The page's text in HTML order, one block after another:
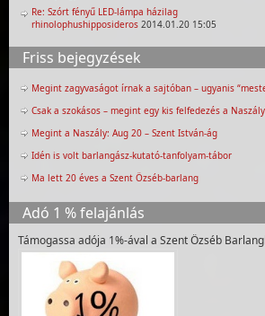
Re: Szórt fényű LED-lámpa házilag
rhinolophushipposideros 2014.01.20 15:05
Friss bejegyzések
Megint zagyvaságot írnak a sajtóban – ugyanis
Csak a szokásos – megint egy kis felfedezés a
Megint a Naszály: Aug 20 – Szent István-ág
Idén is volt barlangász-kutató-tanfolyam-tábor
Ma lett 20 éves a Szent Özséb-barlang
Adó 1 % felajánlás
Támogassa adója 1%-ával a Szent Özséb